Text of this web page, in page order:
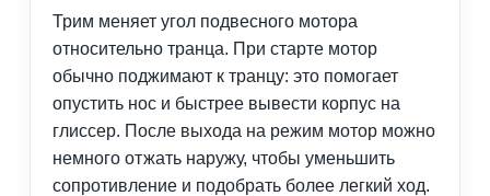
Трим меняет угол подвесного мотора
относительно транца. При старте мотор
обычно поджимают к транцу: это помогает
опустить нос и быстрее вывести корпус на
глиссер. После выхода на режим мотор можно
немного отжать наружу, чтобы уменьшить
сопротивление и подобрать более легкий ход.